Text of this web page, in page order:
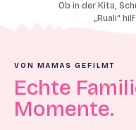
Ob in der Kita,
„Ruali“
VON MAMAS GEFILMT
Echte
Momente.